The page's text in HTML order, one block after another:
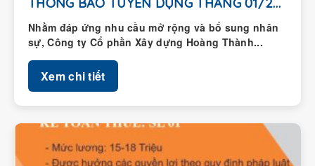
Nhằm đáp ứng nhu cầu mở rộng và bổ sung nhân
sự, Công ty Cổ phần Xây dựng Hoàng Thành...
Xem chi tiết